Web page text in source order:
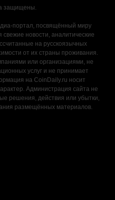
защищены.
портал, посвящённый миру
свежие новости, аналитические
на русскоязычных
от их страны проживания.
или организациями, не
услуг и не принимает
на CoinDaily.ru носит
Администрация сайта не
решения, действия или убытки,
размещённых материалов.